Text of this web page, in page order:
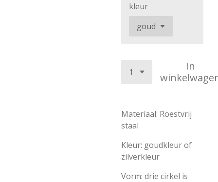
kleur
In
Materiaal: Roestvrij
staal
Kleur: goudkleur of
zilverkleur
Vorm: drie cirkel is